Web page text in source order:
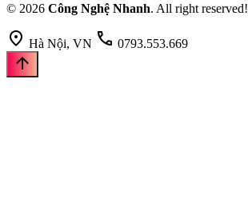
© 2026 Công Nghệ Nhanh. All right reserved!
location_on Hà Nội, VN call 0793.553.669
arrow_upward